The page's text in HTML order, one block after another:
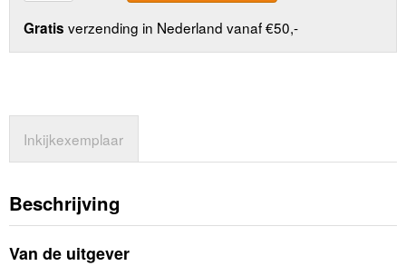
Gratis verzending in Nederland vanaf €50,-
Inkijkexemplaar
Beschrijving
Van de uitgever